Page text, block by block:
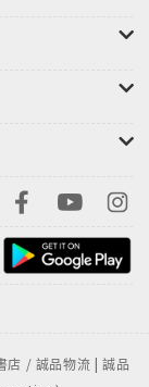
/ 誠品物流 | 誠品